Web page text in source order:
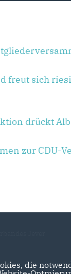
freut sich
drückt
zur CDU-
die